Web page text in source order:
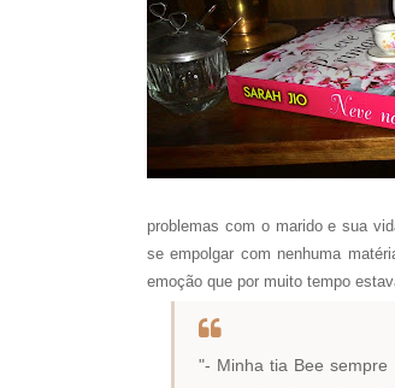
problemas com o marido e sua
se empolgar com nenhuma
emoção que por muito tempo
"- Minha tia Bee